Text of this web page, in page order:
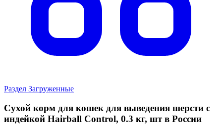
Раздел Загруженные
Сухой корм для кошек для выведения шерсти с
индейкой Hairball Control, 0.3 кг, шт в России